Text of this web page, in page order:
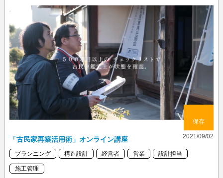
保存
2021/09/02
「古民家再築活用術」オンライン講座
プランニング 構造設計 経営者 営業 設計担当
施工管理